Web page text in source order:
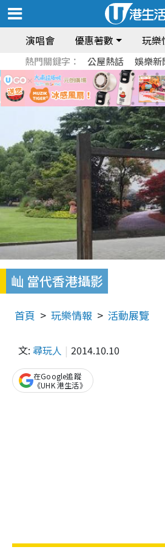
演唱會 優惠著數 玩樂
熱門關鍵字： 公屋熱話 娛樂新
屾 當代香港攝影
首頁 玩樂情報 活動展覽
文: 尋玩人 2014.10.10
在Google追蹤
《UHK 港生活》